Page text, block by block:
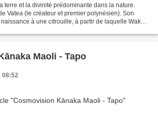
terre et la divinité prédominante dans la nature.
Vatea (le créateur et premier polynésien). Son
à une citrouille, à partir de laquelle Wakea
Maoli - Tapo
08:52